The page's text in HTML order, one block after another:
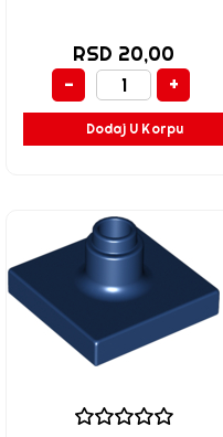
RSD 20,00
-
+
Dodaj U Korpu